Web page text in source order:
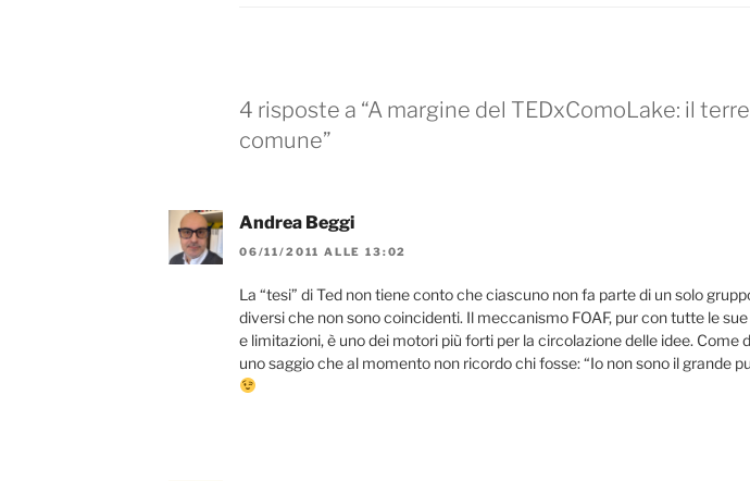
4 risposte a “A margine del TEDxComoLake: il
comune”
Andrea Beggi
06/11/2011 ALLE 13:02
La “tesi” di Ted non tiene conto che ciascuno non fa parte di un solo
diversi che non sono coincidenti. Il meccanismo FOAF, pur con tutte le
e limitazioni, è uno dei motori più forti per la circolazione delle idee. Come
uno saggio che al momento non ricordo chi fosse: “Io non sono il grande